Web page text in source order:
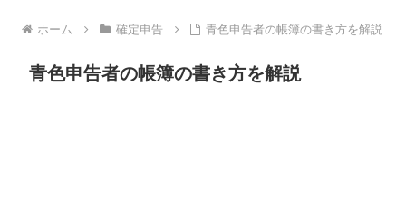
ホーム 確定申告 青色申告者の帳簿の書き方を解説
青色申告者の帳簿の書き方を解説